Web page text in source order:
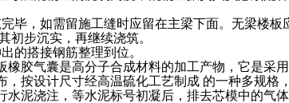
，如需留施工缝时应留在主梁下面。无梁楼板
初步沉实，再继续浇筑。
搭接钢筋整理到位。
胶气囊是高分子合成材料的加工产物，它是采
，按设计尺寸经高温硫化工艺制成 的一种多规格
水泥浇注，等水泥标号初凝后，排去芯模中的气